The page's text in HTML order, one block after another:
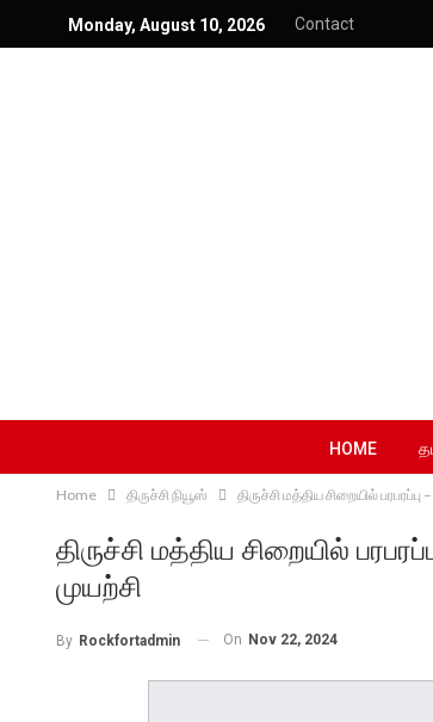
Monday, August 10, 2026 Contact
HOME
Home திருச்சி நியூஸ் திருச்சி மத்திய சிறையில்
திருச்சி மத்திய சிறையில்
முயற்சி
By Rockfortadmin On Nov 22, 2024